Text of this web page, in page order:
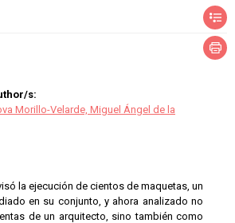
s:
Morillo-Velarde, Miguel Ángel de la
la ejecución de cientos de maquetas, un
en su conjunto, y ahora analizado no
de un arquitecto, sino también como